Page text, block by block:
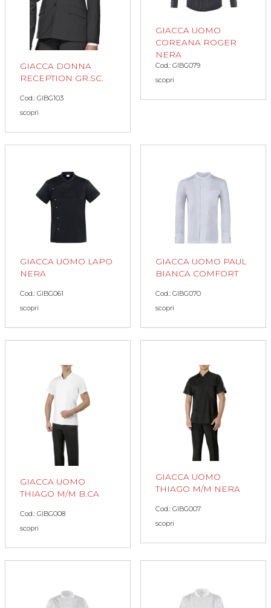
GIACCA DONNA
RECEPTION GR.SC.
Cod.: GIBG103
scopri
GIACCA UOMO
COREANA ROGER
NERA
Cod.: GIBG079
scopri
GIACCA UOMO LAPO
NERA
Cod.: GIBG061
scopri
GIACCA UOMO PAUL
BIANCA COMFORT
Cod.: GIBG070
scopri
GIACCA UOMO
THIAGO M/M B.CA
Cod.: GIBG008
scopri
GIACCA UOMO
THIAGO M/M NERA
Cod.: GIBG007
scopri